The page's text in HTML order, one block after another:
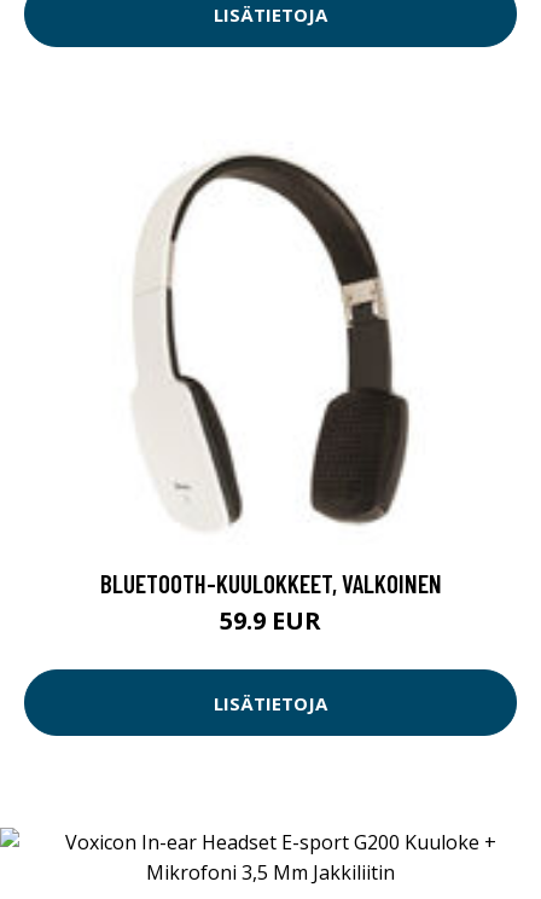
LISÄTIETOJA
BLUETOOTH-KUULOKKEET, VALKOINEN
59.9 EUR
LISÄTIETOJA